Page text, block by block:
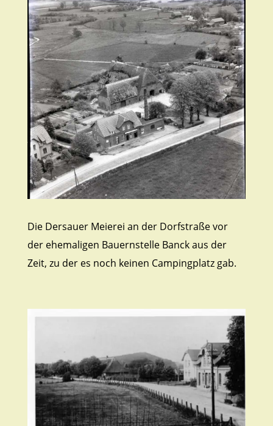
Die Dersauer Meierei an der Dorfstraße vor
der ehemaligen Bauernstelle Banck aus der
Zeit, zu der es noch keinen Campingplatz gab.